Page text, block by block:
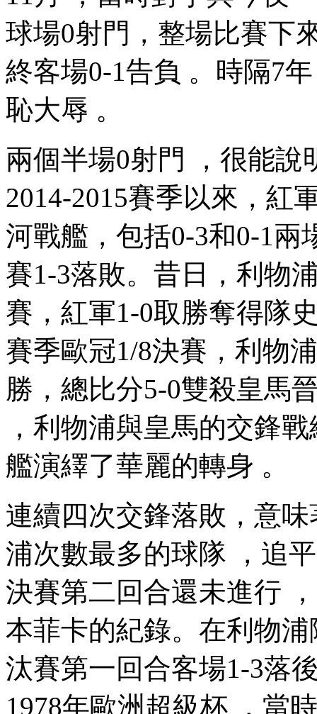
球場0射門 ，整場比賽
終客場0-1告負 。時隔7
恥大辱 。
兩個半場0射門 ，很能
2014-2015賽季以來
河戰艦，包括0-3和0-1
賽1-3落敗。昔日，利
賽，紅軍1-0取勝奪得隊
賽季歐冠1/8決賽，利物
勝，總比分5-0雙殺皇馬
，利物浦與皇馬的交鋒
艦演繹了華麗的轉身 。
連續四次交鋒落敗  ，
浦次數最多的球隊 ，追
決賽第二回合還未進行
本菲卡的紀錄 。在利
汰賽第一回合客場1-3落後
1978年歐洲超級杯 ，